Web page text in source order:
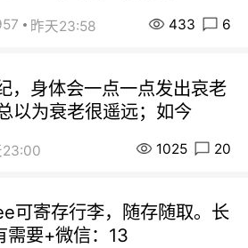
昨天23:58 433 6
，身体会一点一点发出哀老
以为衰老很遥远；如今
23:00 1025 20
可寄存行李，随存随取。长
需要+微信：13